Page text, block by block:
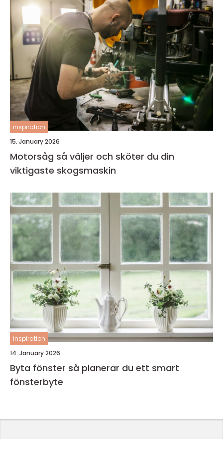
inspiration
15. January 2026
Motorsåg så väljer och sköter du din
viktigaste skogsmaskin
inspiration
14. January 2026
Byta fönster så planerar du ett smart
fönsterbyte